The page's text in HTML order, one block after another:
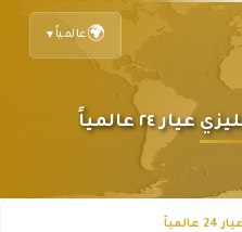
🌍عالمياً ▼
٢٤ عالمياً